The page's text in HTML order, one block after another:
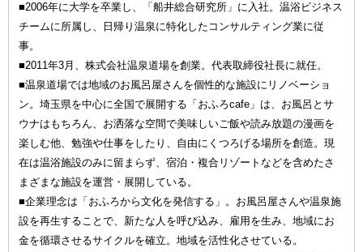
■2006年に大学を卒業し、「船井総合研究所」に入社。温浴ビジネス
チームに所属し、日帰り温泉に特化したコンサルティング業に従
事。
■2011年3月、株式会社温泉道場を創業。代表取締役社長に就任。
■温泉道場では地域のお風呂屋さんを個性的な施設にリノベーショ
ン。埼玉県を中心に全国で展開する「おふろcafe」は、お風呂とサ
ウナはもちろん、お洒落な空間で美味しいご飯や読み放題の漫画を
楽しむ他、勉強や仕事をしたり、自由にくつろげる場所を創造。現
在は温浴施設のみに留まらず、宿泊・複合リゾートなどを含めたさ
まざまな施設を運営・展開している。
■企業理念は「おふろから文化を発信する」。お風呂屋さんや温泉施
設を再生することで、新たな人を呼び込み、雇用を生み、地域にお
金を循環させるサイクルを確立。地域を活性化させている。